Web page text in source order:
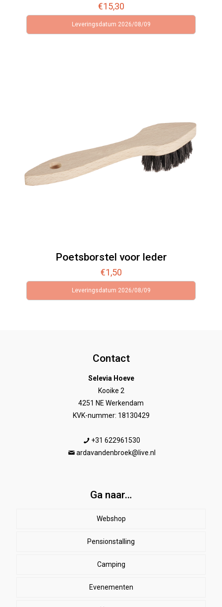
€15,30
Leveringsdatum 2026/08/09
Poetsborstel voor leder
€1,50
Leveringsdatum 2026/08/09
Contact
Selevia Hoeve
Kooike 2
4251 NE Werkendam
KVK-nummer: 18130429
+31 622961530
ardavandenbroek@live.nl
Ga naar…
Webshop
Paard
Beenbeschermers
EHBO
Ruiter
Herenkleding
Stal
Pensionstalling
Camping
Evenementen